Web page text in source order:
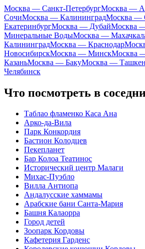
Москва — Санкт-ПетербургМосква —
СочиМосква — КалининградМосква —
ЕкатеринбургМосква — ДубайМосква
Минеральные ВодыМосква —
КалининградМосква — Краснодар
НовосибирскМосква — МинскМосква
КазаньМосква — БакуМосква —
Челябинск
Что посмотреть в
Таблао фламенко Каса Ана
Арко-да-Вила
Парк Конкордия
Бастион Колодцев
Пекепланет
Бар Колоа Театинос
Исторический центр Малаги
Михас-Пуэбло
Вилла Антиопа
Андалусские хаммамы
Арабские бани Санта-Мария
Башня Калаорра
Город детей
Зоопарк Кордовы
Кафетерия Гарденс